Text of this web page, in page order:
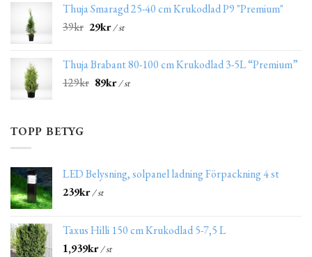
Thuja Smaragd 25-40 cm Krukodlad P9 "Premium"
39kr 29kr/ st
Thuja Brabant 80-100 cm Krukodlad 3-5L “Premium”
129kr 89kr/ st
TOPP BETYG
LED Belysning, solpanel ladning Förpackning 4 st
239kr/ st
Taxus Hilli 150 cm Krukodlad 5-7,5 L
1,939kr/ st